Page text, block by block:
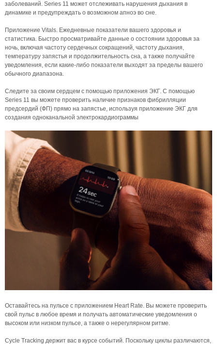
заболеваний. Series 11 может отслеживать нарушения дыхания в
динамике и предупреждать о возможном апноэ во сне.
Приложение Vitals. Ежедневные показатели вашего здоровья и
статистика. Быстро просматривайте данные о состоянии здоровья за
ночь, включая частоту сердечных сокращений, частоту дыхания,
температуру запястья и продолжительность сна, а также получайте
уведомления, если какие-либо показатели выходят за пределы вашего
обычного диапазона.
Следите за своим сердцем с помощью приложения ЭКГ. С помощью
Series 11 вы можете проверить наличие признаков фибрилляции
предсердий (ФП) прямо на запястье, используя приложение ЭКГ для
создания одноканальной электрокардиограммы
Оставайтесь на пульсе с приложением Heart Rate. Вы можете проверить
свой пульс в любое время и получать автоматические уведомления о
высоком или низком пульсе, а также о нерегулярном ритме.
Cycle Tracking держит вас в курсе событий. Поскольку циклы различаются,